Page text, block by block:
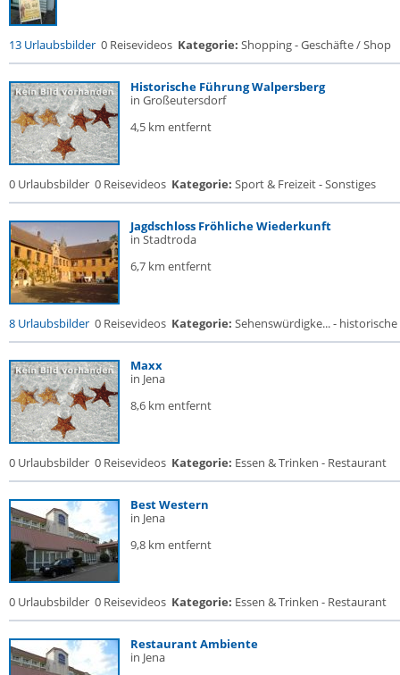
13 Urlaubsbilder 0 Reisevideos Kategorie: Shopping - Geschäfte / Shop
Historische Führung Walpersberg
in Großeutersdorf
4,5 km entfernt
0 Urlaubsbilder 0 Reisevideos Kategorie: Sport & Freizeit - Sonstiges
Jagdschloss Fröhliche Wiederkunft
in Stadtroda
6,7 km entfernt
8 Urlaubsbilder 0 Reisevideos Kategorie: Sehenswürdigke... - historische
Maxx
in Jena
8,6 km entfernt
0 Urlaubsbilder 0 Reisevideos Kategorie: Essen & Trinken - Restaurant
Best Western
in Jena
9,8 km entfernt
0 Urlaubsbilder 0 Reisevideos Kategorie: Essen & Trinken - Restaurant
Restaurant Ambiente
in Jena